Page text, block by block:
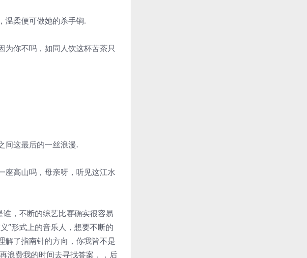
温柔便可做她的杀手锏.
为你不吗，如同人饮这杯苦茶只
间这最后的一丝浪漫.
座高山吗，母亲呀，听见这江水
，不断的综艺比赛确实很容易
”形式上的音乐人，想要不断的
解了指南针的方向，你我皆不是
浪费我的时间去寻找答案，，后